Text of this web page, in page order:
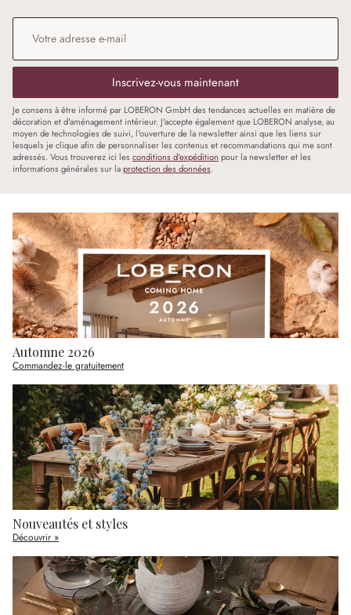
Adresse e-mail
Inscrivez-vous maintenant
Je consens à être informé par LOBERON GmbH des tendances actuelles en matière de
décoration et d'aménagement intérieur. J'accepte également que LOBERON analyse, au
moyen de technologies de suivi, l'ouverture de la newsletter ainsi que les liens sur
lesquels je clique afin de personnaliser les contenus et recommandations qui me sont
adressés. Vous trouverez ici les conditions d'expédition pour la newsletter et les
informations générales sur laprotection des données.
Automne 2026
Commandez-le gratuitement
Nouveautés et styles
Découvrir »